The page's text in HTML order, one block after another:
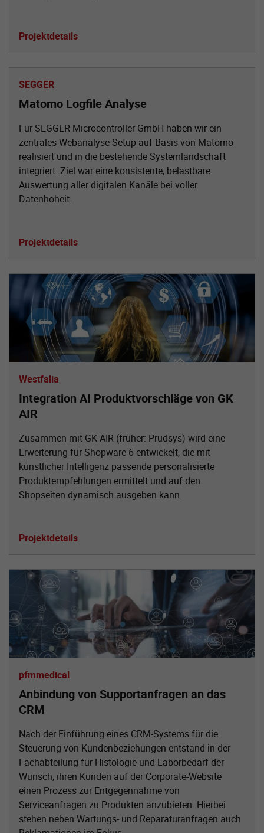
Projektdetails
SEGGER
Matomo Logfile Analyse
Für SEGGER Microcontroller GmbH haben wir ein
zentrales Webanalyse-Setup auf Basis von Matomo
realisiert und in die bestehende Systemlandschaft
integriert. Ziel war eine konsistente, belastbare
Auswertung aller digitalen Kanäle bei voller
Datenhoheit.
Projektdetails
Westfalia
Integration AI Produktvorschläge von GK
AIR
Zusammen mit GK AIR (früher: Prudsys) wird eine
Erweiterung für Shopware 6 entwickelt, die mit
künstlicher Intelligenz passende personalisierte
Produktempfehlungen ermittelt und auf den
Shopseiten dynamisch ausgeben kann.
Projektdetails
pfmmedical
Anbindung von Supportanfragen an das
CRM
Nach der Einführung eines CRM-Systems für die
Steuerung von Kundenbeziehungen entstand in der
Fachabteilung für Histologie und Laborbedarf der
Wunsch, ihren Kunden auf der Corporate-Website
einen Prozess zur Entgegennahme von
Serviceanfragen zu Produkten anzubieten. Hierbei
stehen neben Wartungs- und Reparaturanfragen auch